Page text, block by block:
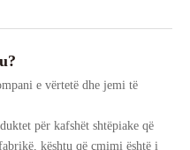
e vërtetë dhe jemi të
për kafshët shtëpiake që
kështu që çmimi është i